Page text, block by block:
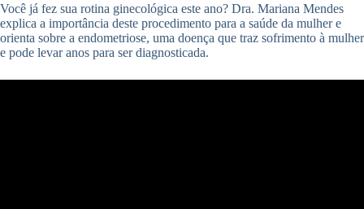
Você já fez sua rotina ginecológica este ano? Dra. Mariana Mendes
explica a importância deste procedimento para a saúde da mulher e
orienta sobre a endometriose, uma doença que traz sofrimento à mulher
e pode levar anos para ser diagnosticada.